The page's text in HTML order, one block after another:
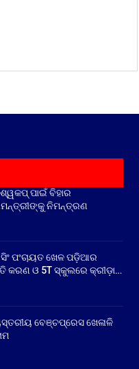
ପାଇଁ ବିହାର
ନିମନ୍ତ୍ରଣ
ପଂଚାୟତ ଖେଳ ପଡ଼ିଆର
କରଣ ଓ 5T ସ୍କୁଲରେ କ୍ରୀଡ଼ା…
ବେଞ୍ଚପ୍ରେସ ଖେଳାଳି